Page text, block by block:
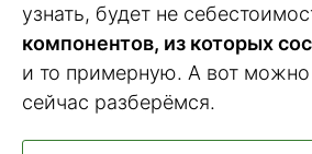
узнать, будет не
компонентов, из которых
и то примерную. А вот можно
сейчас разберёмся.